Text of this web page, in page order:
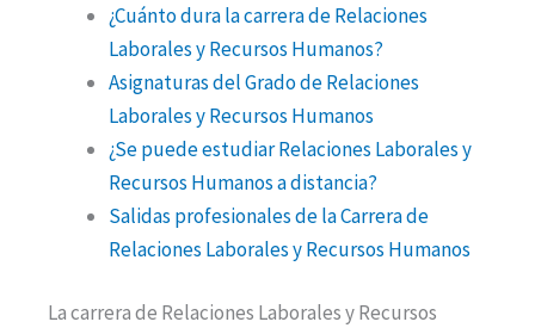
¿Cuánto dura la carrera de Relaciones
Laborales y Recursos Humanos?
Asignaturas del Grado de Relaciones
Laborales y Recursos Humanos
¿Se puede estudiar Relaciones Laborales y
Recursos Humanos a distancia?
Salidas profesionales de la Carrera de
Relaciones Laborales y Recursos Humanos
La carrera de Relaciones Laborales y Recursos